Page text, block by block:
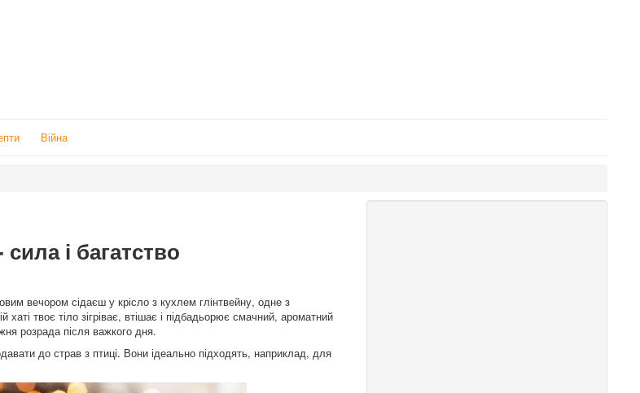
Війна
і багатство
вечором сідаєш у крісло з кухлем глінтвейну, одне з
твоє тіло зігріває, втішає і підбадьорює смачний, ароматний
розрада після важкого дня.
до страв з птиці. Вони ідеально підходять, наприклад, для